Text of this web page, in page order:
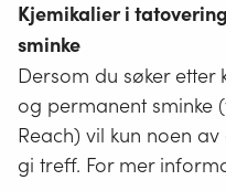
Kjemikalier i
sminke
Dersom du søker etter
og permanent sminke
Reach) vil kun noen
gi treff. For mer